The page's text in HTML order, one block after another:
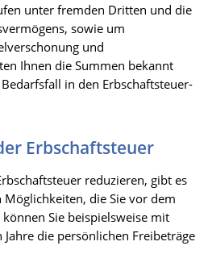
unter fremden Dritten und die
sowie um
und
Ihnen die Summen bekannt
in den Erbschaftsteuer-
Erbschaftsteuer
reduzieren, gibt es
Möglichkeiten, die Sie vor dem
Sie beispielsweise mit
die persönlichen Freibeträge